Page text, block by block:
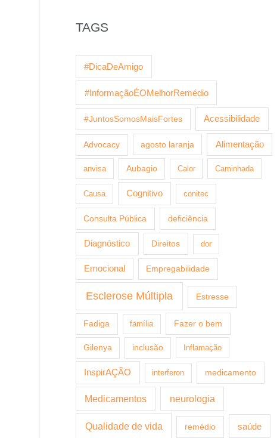
TAGS
#DicaDeAmigo
#InformaçãoÉOMelhorRemédio
#JuntosSomosMaisFortes Acessibilidade
Advocacy agosto laranja Alimentação
anvisa Aubagio Calor Caminhada
Causa Cognitivo conitec
Consulta Pública deficiência
Diagnóstico Direitos dor
Emocional Empregabilidade
Esclerose Múltipla Estresse
Fadiga família Fazer o bem
Gilenya inclusão Inflamação
InspirAÇÃO interferon medicamento
Medicamentos neurologia
Qualidade de vida remédio saúde